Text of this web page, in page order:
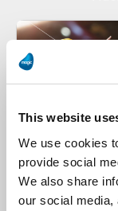
This website
We use cookies
provide social
We also share
our social media,
NEVARIS